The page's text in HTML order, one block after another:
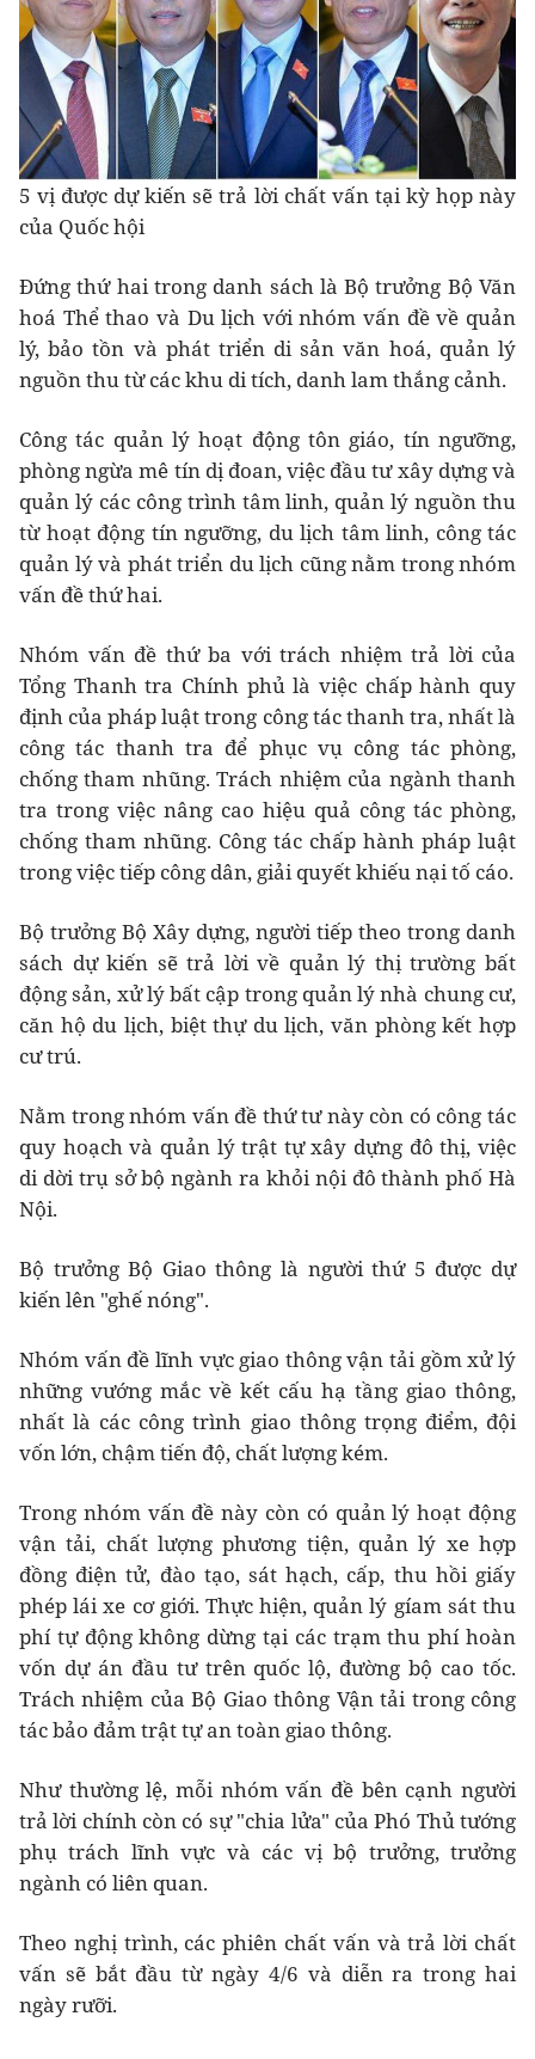
5 vị được dự kiến sẽ trả lời chất vấn tại kỳ họp này
của Quốc hội
Đứng thứ hai trong danh sách là Bộ trưởng Bộ Văn
hoá Thể thao và Du lịch với nhóm vấn đề về quản
lý, bảo tồn và phát triển di sản văn hoá, quản lý
nguồn thu từ các khu di tích, danh lam thắng cảnh.
Công tác quản lý hoạt động tôn giáo, tín ngưỡng,
phòng ngừa mê tín dị đoan, việc đầu tư xây dựng và
quản lý các công trình tâm linh, quản lý nguồn thu
từ hoạt động tín ngưỡng, du lịch tâm linh, công tác
quản lý và phát triển du lịch cũng nằm trong nhóm
vấn đề thứ hai.
Nhóm vấn đề thứ ba với trách nhiệm trả lời của
Tổng Thanh tra Chính phủ là việc chấp hành quy
định của pháp luật trong công tác thanh tra, nhất là
công tác thanh tra để phục vụ công tác phòng,
chống tham nhũng. Trách nhiệm của ngành thanh
tra trong việc nâng cao hiệu quả công tác phòng,
chống tham nhũng. Công tác chấp hành pháp luật
trong việc tiếp công dân, giải quyết khiếu nại tố cáo.
Bộ trưởng Bộ Xây dựng, người tiếp theo trong danh
sách dự kiến sẽ trả lời về quản lý thị trường bất
động sản, xử lý bất cập trong quản lý nhà chung cư,
căn hộ du lịch, biệt thự du lịch, văn phòng kết hợp
cư trú.
Nằm trong nhóm vấn đề thứ tư này còn có công tác
quy hoạch và quản lý trật tự xây dựng đô thị, việc
di dời trụ sở bộ ngành ra khỏi nội đô thành phố Hà
Nội.
Bộ trưởng Bộ Giao thông là người thứ 5 được dự
kiến lên "ghế nóng".
Nhóm vấn đề lĩnh vực giao thông vận tải gồm xử lý
những vướng mắc về kết cấu hạ tầng giao thông,
nhất là các công trình giao thông trọng điểm, đội
vốn lớn, chậm tiến độ, chất lượng kém.
Trong nhóm vấn đề này còn có quản lý hoạt động
vận tải, chất lượng phương tiện, quản lý xe hợp
đồng điện tử, đào tạo, sát hạch, cấp, thu hồi giấy
phép lái xe cơ giới. Thực hiện, quản lý gíam sát thu
phí tự động không dừng tại các trạm thu phí hoàn
vốn dự án đầu tư trên quốc lộ, đường bộ cao tốc.
Trách nhiệm của Bộ Giao thông Vận tải trong công
tác bảo đảm trật tự an toàn giao thông.
Như thường lệ, mỗi nhóm vấn đề bên cạnh người
trả lời chính còn có sự "chia lửa" của Phó Thủ tướng
phụ trách lĩnh vực và các vị bộ trưởng, trưởng
ngành có liên quan.
Theo nghị trình, các phiên chất vấn và trả lời chất
vấn sẽ bắt đầu từ ngày 4/6 và diễn ra trong hai
ngày rưỡi.